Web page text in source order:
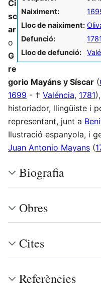
Naiximent:
Lloc de naiximent:
Defunció:
1781
Lloc de defunció:
Ci
sc
ar
o
G
re
gorio Mayáns y Síscar (
1699 - † Valéncia, 1781
historiador, llingüiste i
representant, junt a
Ilustració espanyola, i
Juan Antonio Mayans (
Biografia
Obres
Cites
Referències